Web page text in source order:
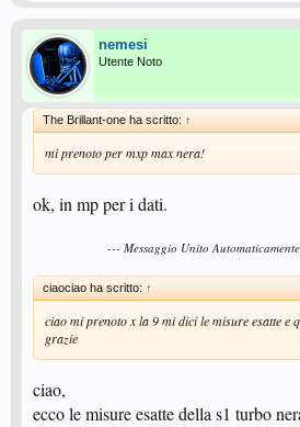
nemesi
Utente Noto
The Brillant-one ha scritto: ↑
mi prenoto per mxp max nera!
ok, in mp per i dati.
--- Messaggio Unito
ciaociao ha scritto: ↑
ciao mi prenoto x la 9 mi dici le misure esatte e
grazie
ciao,
ecco le misure esatte della s1 turbo